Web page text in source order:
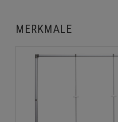
MERKMALE